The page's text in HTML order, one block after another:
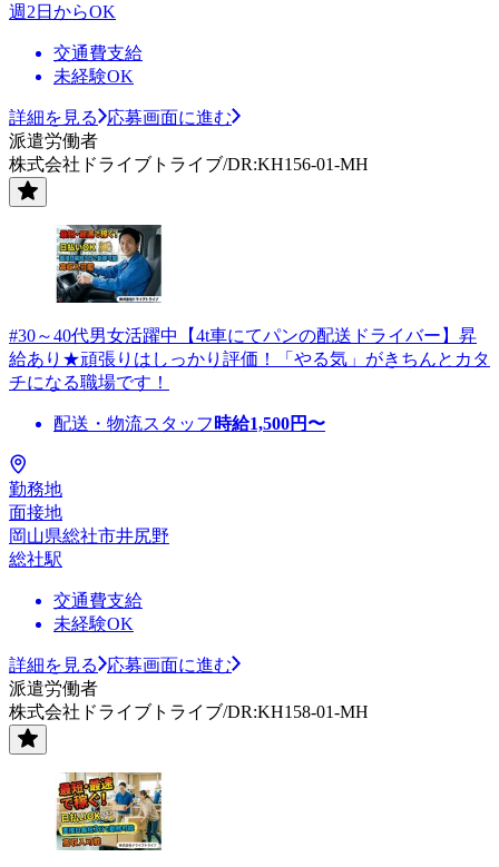
週2日からOK
交通費支給
未経験OK
詳細を見る
応募画面に進む
派遣労働者
株式会社ドライブトライブ/DR:KH156-01-MH
#30～40代男女活躍中【4t車にてパンの配送ドライバー】昇
給あり★頑張りはしっかり評価！「やる気」がきちんとカタ
チになる職場です！
配送・物流スタッフ 時給1,500円〜
勤務地
面接地
岡山県総社市井尻野
総社駅
交通費支給
未経験OK
詳細を見る
応募画面に進む
派遣労働者
株式会社ドライブトライブ/DR:KH158-01-MH